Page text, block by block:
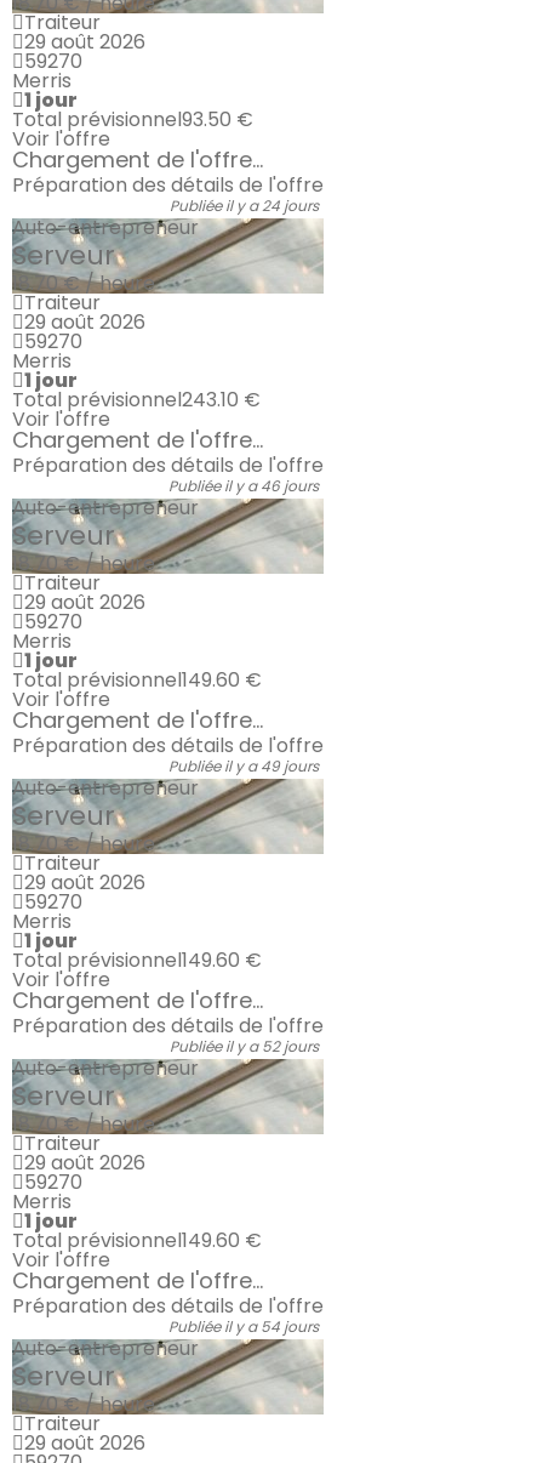
Traiteur
29 août 2026
59270
Merris
1 jour
Total prévisionnel93.50 €
Voir l'offre
Chargement de l'offre...
Préparation des détails de l'offre
Publiée il y a 24 jours
Auto-entrepreneur
Serveur
18.70 € / heure
Traiteur
29 août 2026
59270
Merris
1 jour
Total prévisionnel243.10 €
Voir l'offre
Chargement de l'offre...
Préparation des détails de l'offre
Publiée il y a 46 jours
Auto-entrepreneur
Serveur
18.70 € / heure
Traiteur
29 août 2026
59270
Merris
1 jour
Total prévisionnel149.60 €
Voir l'offre
Chargement de l'offre...
Préparation des détails de l'offre
Publiée il y a 49 jours
Auto-entrepreneur
Serveur
18.70 € / heure
Traiteur
29 août 2026
59270
Merris
1 jour
Total prévisionnel149.60 €
Voir l'offre
Chargement de l'offre...
Préparation des détails de l'offre
Publiée il y a 52 jours
Auto-entrepreneur
Serveur
18.70 € / heure
Traiteur
29 août 2026
59270
Merris
1 jour
Total prévisionnel149.60 €
Voir l'offre
Chargement de l'offre...
Préparation des détails de l'offre
Publiée il y a 54 jours
Auto-entrepreneur
Serveur
18.70 € / heure
Traiteur
29 août 2026